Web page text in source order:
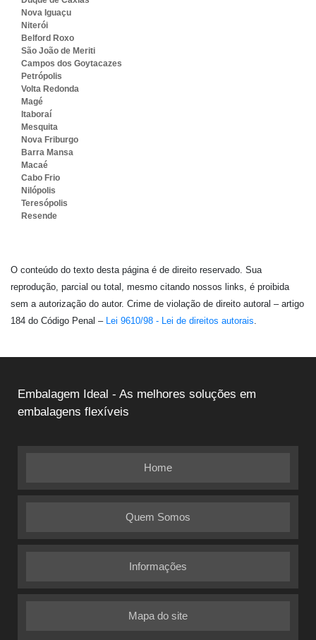
Nova Iguaçu
Niterói
Belford Roxo
São João de Meriti
Campos dos Goytacazes
Petrópolis
Volta Redonda
Magé
Itaboraí
Mesquita
Nova Friburgo
Barra Mansa
Macaé
Cabo Frio
Nilópolis
Teresópolis
Resende
O conteúdo do texto desta página é de direito reservado. Sua
reprodução, parcial ou total, mesmo citando nossos links, é proibida
sem a autorização do autor. Crime de violação de direito autoral – artigo
184 do Código Penal – Lei 9610/98 - Lei de direitos autorais.
Embalagem Ideal - As melhores soluções em
embalagens flexíveis
Home
Quem Somos
Informações
Mapa do site